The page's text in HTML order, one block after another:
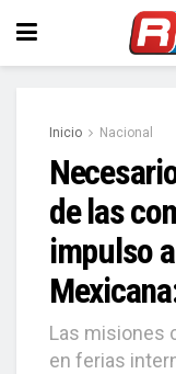
Inicio Nacional
de las
impulso
Las misiones
en ferias